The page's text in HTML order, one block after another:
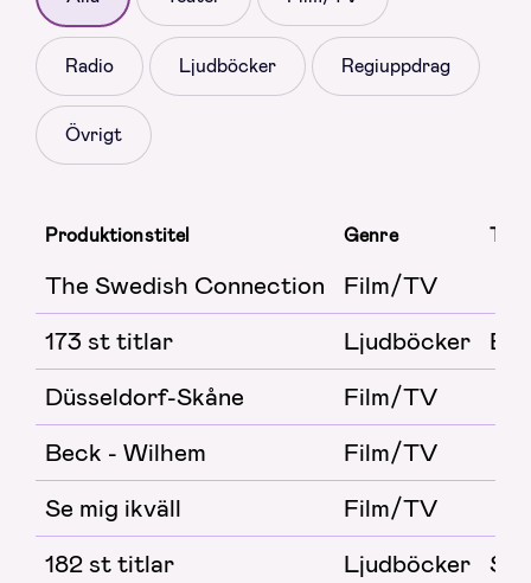
Radio Ljudböcker Regiuppdrag
Övrigt
Produktionstitel Genre
The Swedish Connection
Film/TV
173 st titlar
Ljudböcker
Düsseldorf-Skåne
Film/TV
Beck - Wilhem
Film/TV
Se mig ikväll
Film/TV
182 st titlar
Ljudböcker